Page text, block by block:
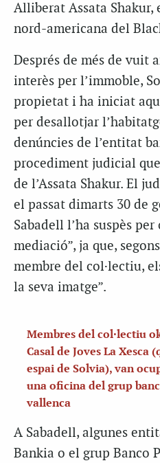
Alliberat Assata Shakur,
nord-americana del
Després de més de vuit
interès per l’immoble,
propietat i ha iniciat
per desallotjar
denúncies de l’entitat
procediment judicial
de l’Assata Shakur. El
el passat dimarts 30 de
Sabadell l’ha suspès
mediació”, ja que,
membre del col·lectiu,
la seva imatge”.
Membres del col·lectiu
Casal de Joves La Xesca
espai de Solvia), van
una oficina del grup
vallenca
A Sabadell, algunes
Bankia o el grup Banco